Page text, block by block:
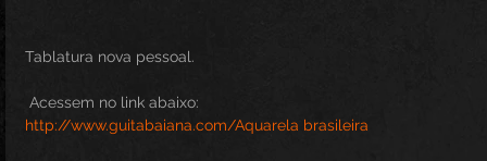
Tablatura nova pessoal.
Acessem no link abaixo:
http://www.guitabaiana.com/Aquarela brasileira